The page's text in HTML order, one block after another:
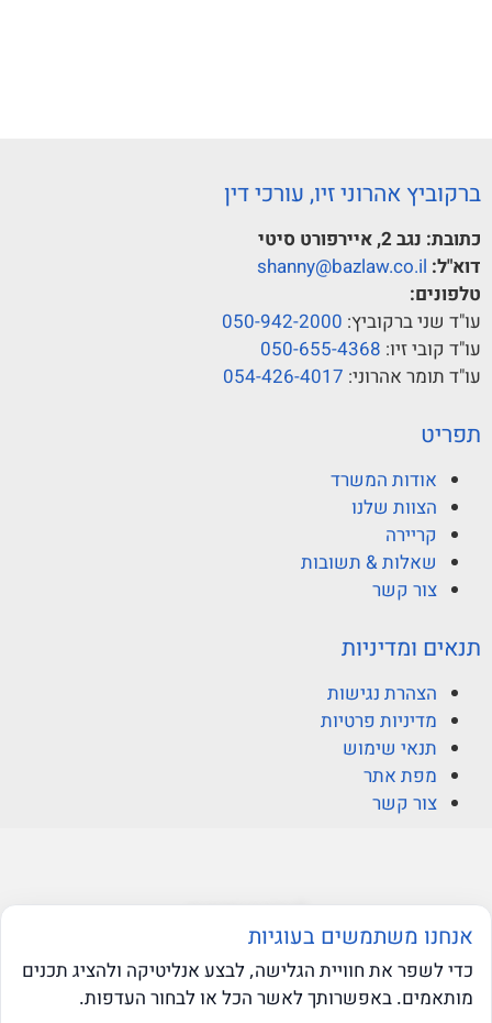
ברקוביץ אהרוני זיו, עורכי דין
כתובת: נגב 2, איירפורט סיטי
דוא"ל: shanny@bazlaw.co.il
טלפונים:
עו"ד שני ברקוביץ: 050-942-2000
עו"ד קובי זיו: 050-655-4368
עו"ד תומר אהרוני: 054-426-4017
תפריט
אודות המשרד
הצוות שלנו
קריירה
שאלות & תשובות
צור קשר
תנאים ומדיניות
הצהרת נגישות
מדיניות פרטיות
תנאי שימוש
מפת אתר
צור קשר
© ברקוביץ אהרוני זיו
אנחנו משתמשים בעוגיות
כדי לשפר את חוויית הגלישה, לבצע אנליטיקה ולהציג תכנים
מותאמים. באפשרותך לאשר הכל או לבחור העדפות.